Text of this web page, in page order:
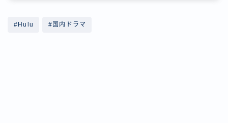
#Hulu #国内ドラマ